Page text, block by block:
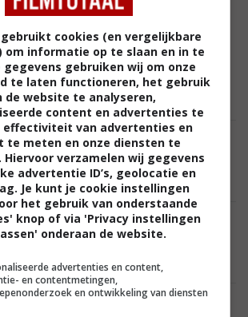
nieuwe anime 'The
Hero' staat nu op Netflix, maar
goed is de film?
Trump noemt opvallende
'film van het jaar', maar
geven ander beeld
Hollywoodlegende accepteert
zwakke scripts zolang hij maar dik
voor 'The End of Oak
cookies (en vergelijkbare
om informatie op te slaan en in te
gegevens gebruiken wij om onze
te laten functioneren, het gebruik
de website te analyseren,
content en advertenties te
effectiviteit van advertenties en
te meten en onze diensten te
verzamelen wij gegevens
advertentie ID’s, geolocatie en
Je kunt je cookie instellingen
het gebruik van onderstaande
knop of via 'Privacy instellingen
onderaan de website.
advertenties en content,
en contentmetingen,
en ontwikkeling van diensten